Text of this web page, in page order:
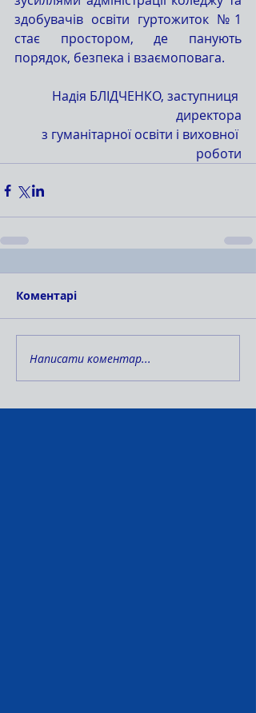
здобувачів освіти гуртожиток №1
стає простором, де панують
порядок, безпека і взаємоповага.
Надія БЛІДЧЕНКО, заступниця
директора
з гуманітарної освіти і виховної
роботи
Коментарі
Написати коментар...